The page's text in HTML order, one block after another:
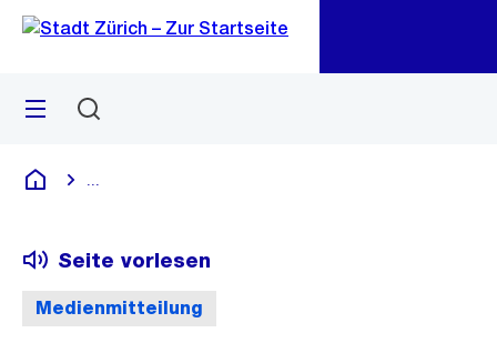
Navigation
Sprunglink
Menü
Deutsch
Medienmitteilung
Seite vorlesen